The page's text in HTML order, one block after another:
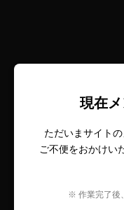
現在
ただいまサイト
ご不便をおかけい
※ 作業完了後